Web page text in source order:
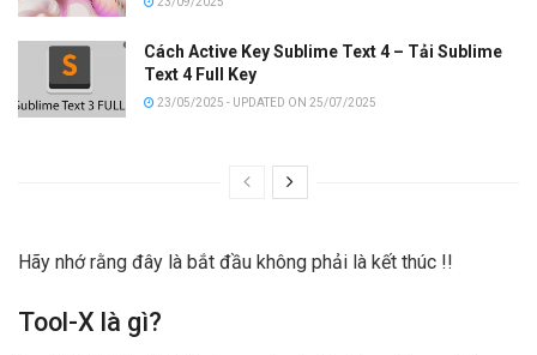
Cách Active Key Sublime Text 4 – Tải Sublime
Text 4 Full Key
23/05/2025 - UPDATED ON 25/07/2025
Hãy nhớ rằng đây là bắt đầu không phải là kết thúc !!
Tool-X là gì?